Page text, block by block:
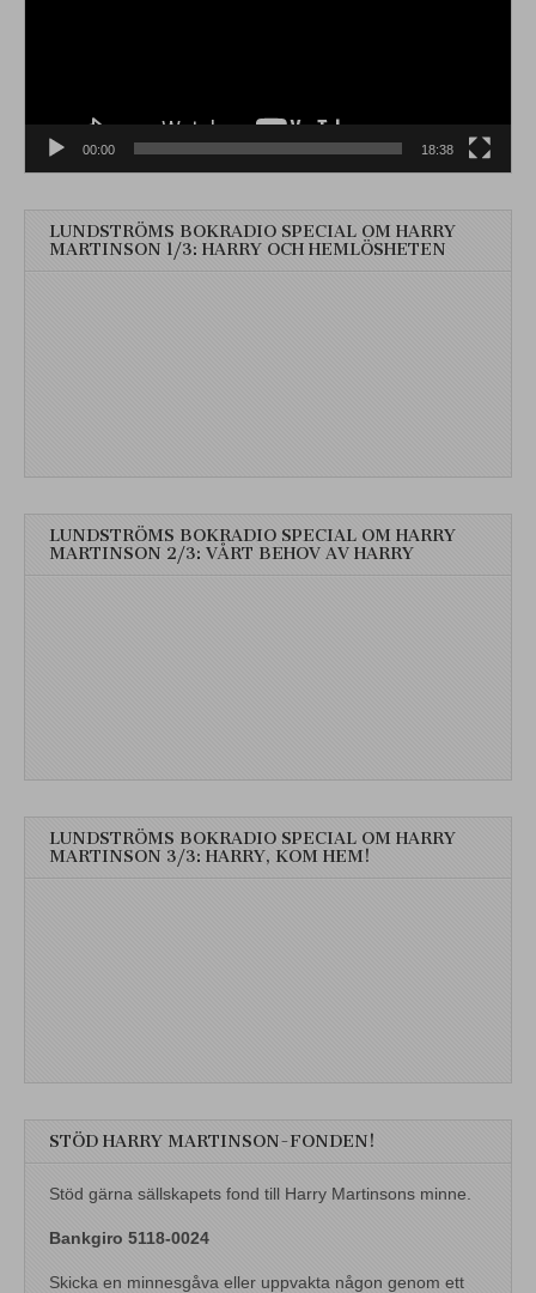
00:00 18:38
LUNDSTRÖMS BOKRADIO SPECIAL OM HARRY
MARTINSON 1/3: HARRY OCH HEMLÖSHETEN
LUNDSTRÖMS BOKRADIO SPECIAL OM HARRY
MARTINSON 2/3: VÅRT BEHOV AV HARRY
LUNDSTRÖMS BOKRADIO SPECIAL OM HARRY
MARTINSON 3/3: HARRY, KOM HEM!
STÖD HARRY MARTINSON-FONDEN!
Stöd gärna sällskapets fond till Harry Martinsons minne.
Bankgiro 5118-0024
Skicka en minnesgåva eller uppvakta någon genom ett